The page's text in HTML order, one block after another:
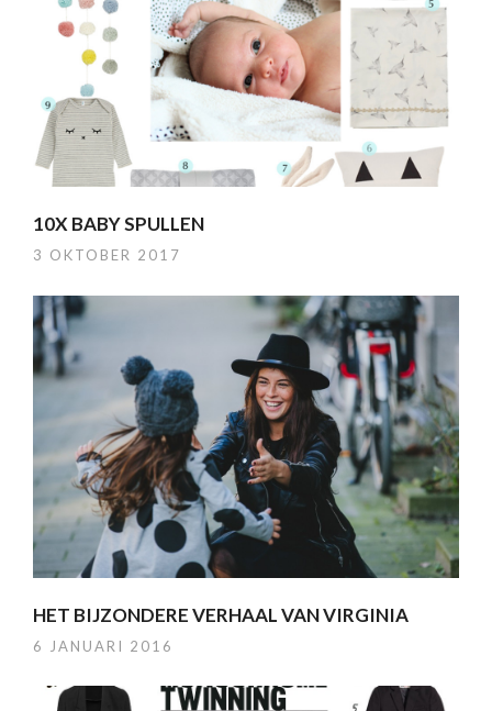
10X BABY SPULLEN
3 OKTOBER 2017
HET BIJZONDERE VERHAAL VAN VIRGINIA
6 JANUARI 2016